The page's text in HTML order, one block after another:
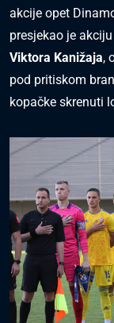
akcije opet
presjekao je
Viktora Kanižaja,
pod pritiskom
kopačke skrenuti